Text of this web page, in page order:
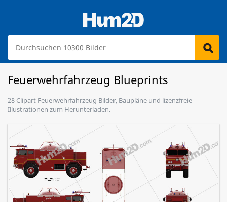
Feuerwehrfahrzeug Blueprints
28 Clipart Feuerwehrfahrzeug Bilder, Baupläne und lizenzfreie
Illustrationen zum Herunterladen.